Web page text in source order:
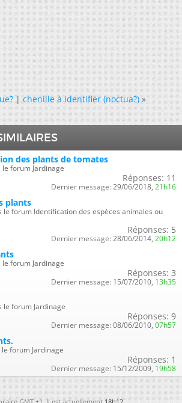
| chenille à identifier (noctua?) »
des plants de tomates
forum Jardinage
Réponses: 11
Dernier message: 29/06/2018, 21h16
plants
le forum Identification des espèces animales ou
Réponses: 5
Dernier message: 28/06/2014, 20h12
forum Jardinage
Réponses: 3
Dernier message: 15/07/2010, 13h35
le forum Jardinage
Réponses: 9
Dernier message: 08/06/2010, 07h57
forum Jardinage
Réponses: 1
Dernier message: 15/12/2009, 19h58